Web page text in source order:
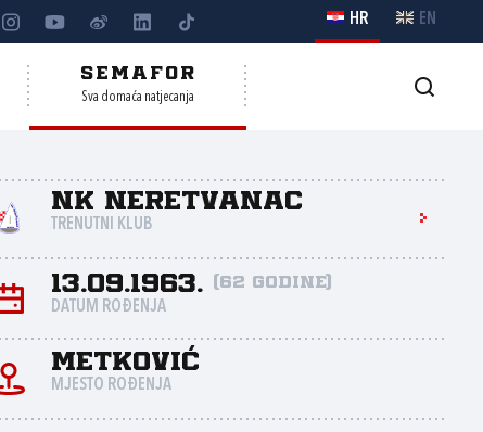
HR EN
SEMAFOR
Sva domaća natjecanja
NK Neretvanac
TRENUTNI KLUB
13.09.1963. (62 godine)
DATUM ROĐENJA
Metković
MJESTO ROĐENJA